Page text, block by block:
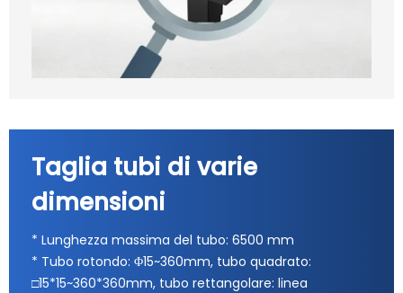
Taglia tubi di varie
dimensioni
* Lunghezza massima del tubo: 6500 mm
* Tubo rotondo: Φ15~360mm, tubo quadrato:
□15*15~360*360mm, tubo rettangolare: linea